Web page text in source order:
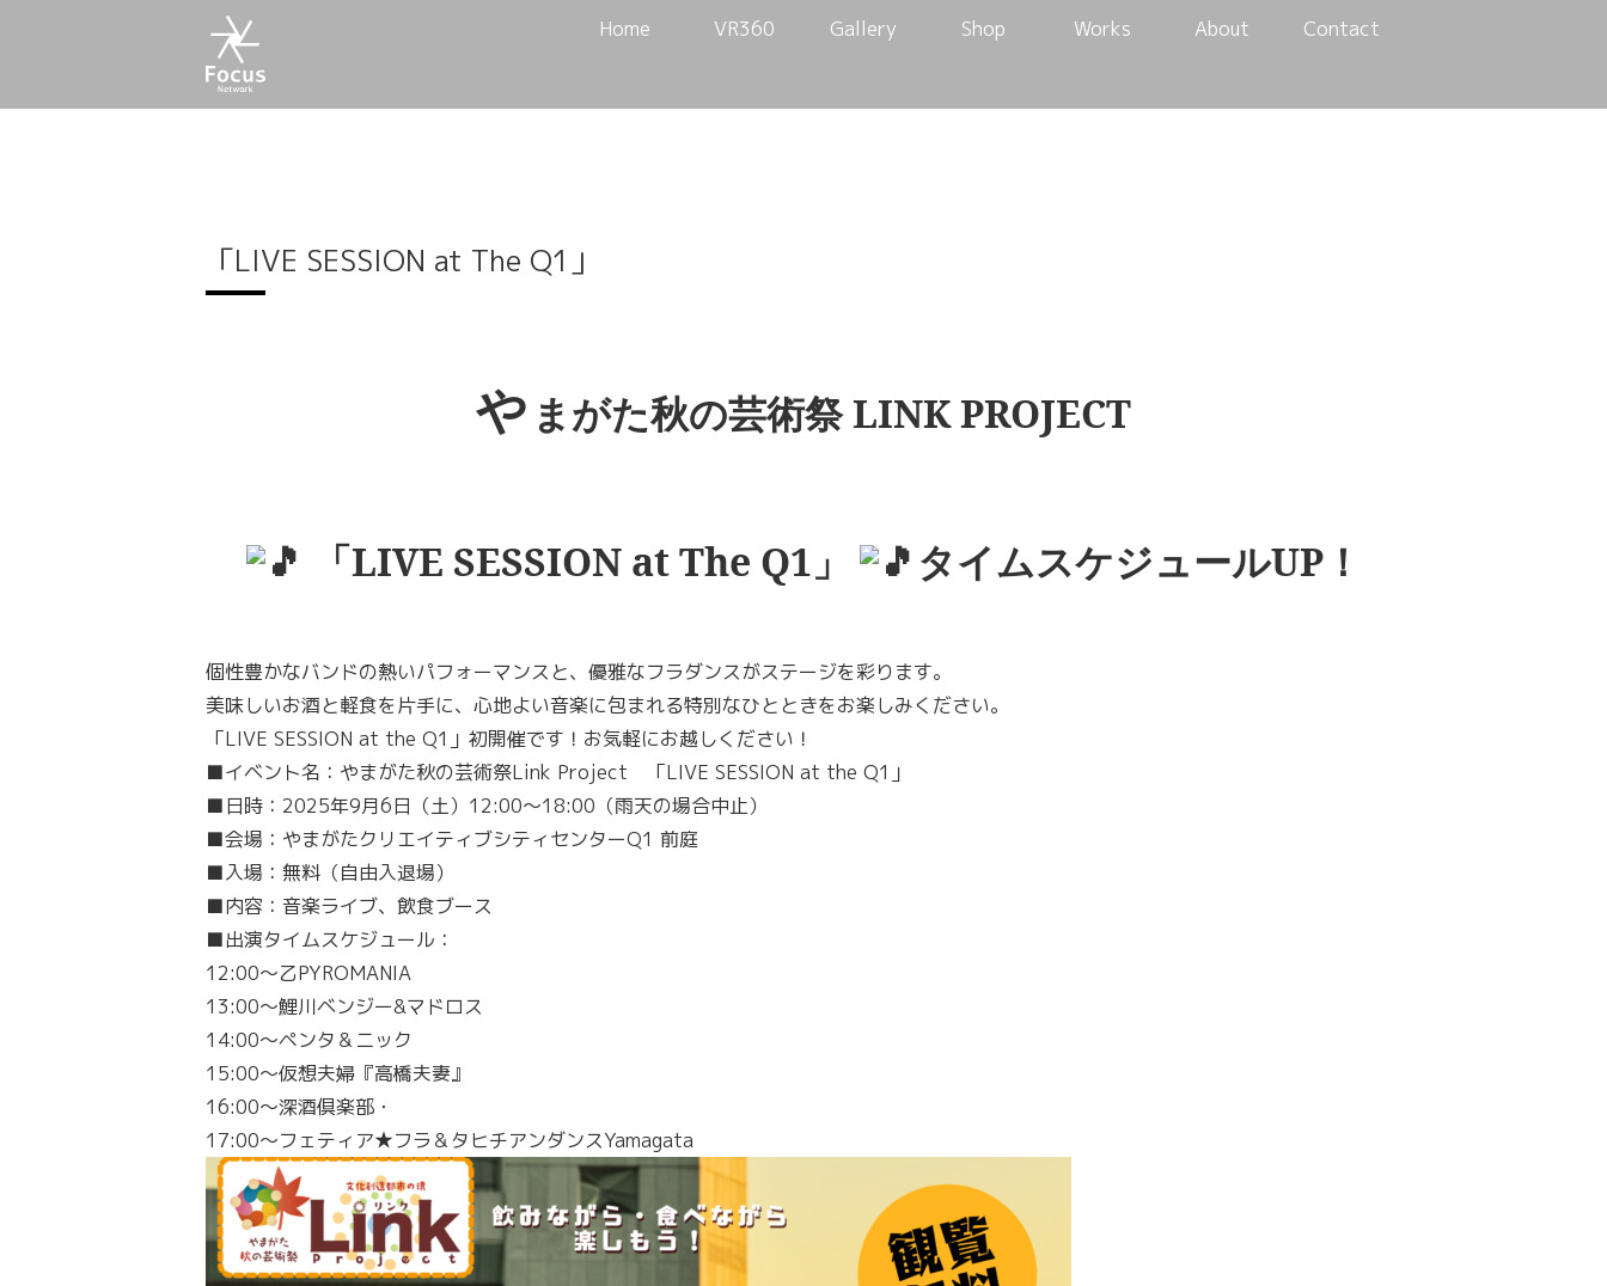
Home VR360 Gallery Shop Works About Contact
「LIVE SESSION at The Q1」
や まがた秋の芸術祭 LINK PROJECT
「LIVE SESSION at The Q1」 タイムスケジュールUP！
個性豊かなバンドの熱いパフォーマンスと、優雅なフラダンスがステージを彩ります。
美味しいお酒と軽食を片手に、心地よい音楽に包まれる特別なひとときをお楽しみください。
「LIVE SESSION at the Q1」初開催です！お気軽にお越しください！
■イベント名：やまがた秋の芸術祭Link Project 「LIVE SESSION at the Q1」
■日時：2025年9月6日（土）12:00～18:00（雨天の場合中止）
■会場：やまがたクリエイティブシティセンターQ1 前庭
■入場：無料（自由入退場）
■内容：音楽ライブ、飲食ブース
■出演タイムスケジュール：
12:00～乙PYROMANIA
13:00～鯉川ベンジー&マドロス
14:00～ペンタ＆ニック
15:00～仮想夫婦『高橋夫妻』
16:00～深酒倶楽部・
17:00～フェティア★フラ＆タヒチアンダンスYamagata